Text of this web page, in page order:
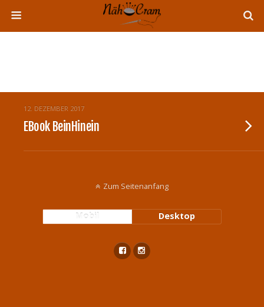
12. DEZEMBER 2017
EBook BeinHinein
Zum Seitenanfang
Mobil Desktop